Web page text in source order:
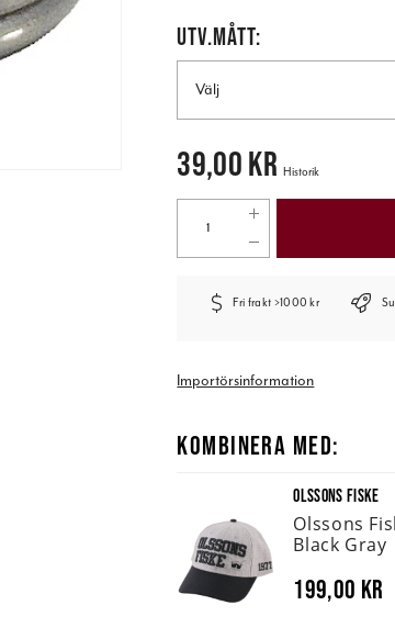
UTV.MÅTT:
Välj
Pris: 39,00 kr
39,00 kr Historik
Fri frakt >1000 kr
Importörsinformation
KOMBINERA MED:
OLSSONS FISKE
Olssons
Black Gray
199,00 kr